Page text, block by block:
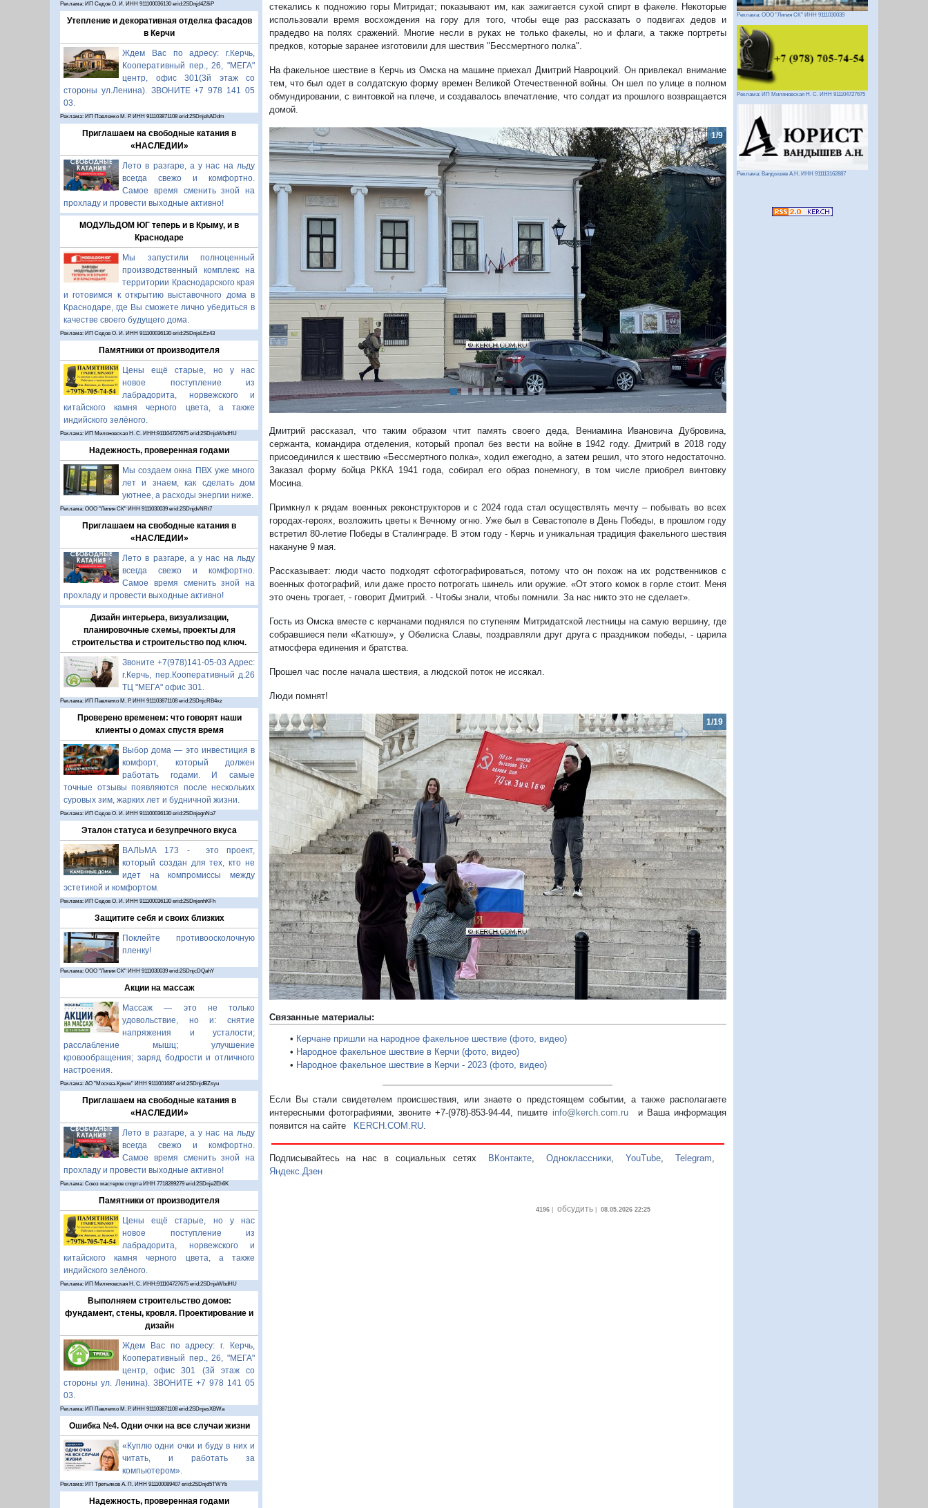
Реклама: ИП Седов О. И. ИНН 911100036130 erid:2SDnjd4Z8iP
Утепление и декоративная отделка фасадов
в Керчи
Ждем Вас по адресу: г.Керчь,
Кооперативный пер., 26, "МЕГА"
центр, офис 301(3й этаж со
стороны ул.Ленина). ЗВОНИТЕ +7 978 141 05
03.
Реклама: ИП Павленко М. Р. ИНН 911103871108 erid:2SDnjehADdm
Приглашаем на свободные катания в
«НАСЛЕДИИ»
Лето в разгаре, а у нас на льду
всегда свежо и комфортно.
Самое время сменить зной на
прохладу и провести выходные активно!
МОДУЛЬДОМ ЮГ теперь и в Крыму, и в
Краснодаре
Мы запустили полноценный
производственный комплекс на
территории Краснодарского края
и готовимся к открытию выставочного дома в
Краснодаре, где Вы сможете лично убедиться в
качестве своего будущего дома.
Реклама: ИП Седов О. И. ИНН 911100036130 erid:2SDnjeLEz43
Памятники от производителя
Цены ещё старые, но у нас
новое поступление из
лабрадорита, норвежского и
китайского камня черного цвета, а также
индийского зелёного.
Реклама: ИП Миляновская Н. С. ИНН:911104727675 erid:2SDnjeWbdHU
Надежность, проверенная годами
Мы создаем окна ПВХ уже много
лет и знаем, как сделать дом
уютнее, а расходы энергии ниже.
Реклама: ООО "Линия СК" ИНН 9111030039 erid:2SDnjdvNRt7
Приглашаем на свободные катания в
«НАСЛЕДИИ»
Лето в разгаре, а у нас на льду
всегда свежо и комфортно.
Самое время сменить зной на
прохладу и провести выходные активно!
Дизайн интерьера, визуализации,
планировочные схемы, проекты для
строительства и строительство под ключ.
Звоните +7(978)141-05-03 Адрес:
г.Керчь, пер.Кооперативный д.26
ТЦ "МЕГА" офис 301.
Реклама: ИП Павленко М. Р. ИНН 911103871108 erid:2SDnjcRB4xz
Проверено временем: что говорят наши
клиенты о домах спустя время
Выбор дома — это инвестиция в
комфорт, который должен
работать годами. И самые
точные отзывы появляются после нескольких
суровых зим, жарких лет и будничной жизни.
Реклама: ИП Седов О. И. ИНН 911100036130 erid:2SDnjegnNa7
Эталон статуса и безупречного вкуса
ВАЛЬМА 173 - это проект,
который создан для тех, кто не
идет на компромиссы между
эстетикой и комфортом.
Реклама: ИП Седов О. И. ИНН 911100036130 erid:2SDnjenhKFh
Защитите себя и своих близких
Поклейте противоосколочную
пленку!
Реклама: ООО "Линия СК" ИНН 9111030039 erid:2SDnjcDQahY
Акции на массаж
Массаж — это не только
удовольствие, но и: снятие
напряжения и усталости;
расслабление мышц; улучшение
кровообращения; заряд бодрости и отличного
настроения.
Реклама: АО "Москва-Крым" ИНН 9111001687 erid:2SDnjdBZsyu
Приглашаем на свободные катания в
«НАСЛЕДИИ»
Лето в разгаре, а у нас на льду
всегда свежо и комфортно.
Самое время сменить зной на
прохладу и провести выходные активно!
Реклама: Союз мастеров спорта ИНН 7718289279 erid:2SDnje2Eh6K
Памятники от производителя
Цены ещё старые, но у нас
новое поступление из
лабрадорита, норвежского и
китайского камня черного цвета, а также
индийского зелёного.
Реклама: ИП Миляновская Н. С. ИНН:911104727675 erid:2SDnjeWbdHU
Выполняем строительство домов:
фундамент, стены, кровля. Проектирование и
дизайн
Ждем Вас по адресу: г. Керчь,
Кооперативный пер., 26, "МЕГА"
центр, офис 301 (3й этаж со
стороны ул. Ленина). ЗВОНИТЕ +7 978 141 05
03.
Реклама: ИП Павленко М. Р. ИНН 911103871108 erid:2SDnjesXBWa
Ошибка №4. Одни очки на все случаи жизни
«Куплю одни очки и буду в них и
читать, и работать за
компьютером».
Реклама: ИП Третьяков А. П. ИНН 911100089407 erid:2SDnjd5TWYb
Надежность, проверенная годами
стекались к подножию горы Митридат; показывают им, как зажигается сухой спирт в факеле. Некоторые
использовали время восхождения на гору для того, чтобы еще раз рассказать о подвигах дедов и
прадедво на полях сражений. Многие несли в руках не только факелы, но и флаги, а также портреты
предков, которые заранее изготовили для шествия "Бессмертного полка".
На факельное шествие в Керчь из Омска на машине приехал Дмитрий Навроцкий. Он привлекал внимание
тем, что был одет в солдатскую форму времен Великой Отечественной войны. Он шел по улице в полном
обмундировании, с винтовкой на плече, и создавалось впечатление, что солдат из прошлого возвращается
домой.
2/9
Предыдущий Следующий
Дмитрий рассказал, что таким образом чтит память своего деда, Вениамина Ивановича Дубровина,
сержанта, командира отделения, который пропал без вести на войне в 1942 году. Дмитрий в 2018 году
присоединился к шествию «Бессмертного полка», ходил ежегодно, а затем решил, что этого недостаточно.
Заказал форму бойца РККА 1941 года, собирал его образ понемногу, в том числе приобрел винтовку
Мосина.
Примкнул к рядам военных реконструкторов и с 2024 года стал осуществлять мечту – побывать во всех
городах-героях, возложить цветы к Вечному огню. Уже был в Севастополе в День Победы, в прошлом году
встретил 80-летие Победы в Сталинграде. В этом году - Керчь и уникальная традиция факельного шествия
накануне 9 мая.
Рассказывает: люди часто подходят сфотографироваться, потому что он похож на их родственников с
военных фотографий, или даже просто потрогать шинель или оружие. «От этого комок в горле стоит. Меня
это очень трогает, - говорит Дмитрий. - Чтобы знали, чтобы помнили. За нас никто это не сделает».
Гость из Омска вместе с керчанами поднялся по ступеням Митридатской лестницы на самую вершину, где
собравшиеся пели «Катюшу», у Обелиска Славы, поздравляли друг друга с праздником победы, - царила
атмосфера единения и братства.
Прошел час после начала шествия, а людской поток не иссякал.
Люди помнят!
2/19
Предыдущий Следующий
Связанные материалы:
• Керчане пришли на народное факельное шествие (фото, видео)
• Народное факельное шествие в Керчи (фото, видео)
• Народное факельное шествие в Керчи - 2023 (фото, видео)
Если Вы стали свидетелем происшествия, или знаете о предстоящем событии, а также располагаете
интересными фотографиями, звоните +7-(978)-853-94-44, пишите info@kerch.com.ru и Ваша информация
появится на сайте
KERCH.COM.RU.
Подписывайтесь на нас в социальных сетях ВКонтакте, Одноклассники,YouTube,Telegram,
Яндекс.Дзен
4196| обсудить| 08.05.2026 22:25
Реклама: ООО "Линия СК" ИНН 9111030039
Реклама: ИП Миляновская Н. С. ИНН 911104727675
Реклама: Вандышев А.Н. ИНН 911113162887